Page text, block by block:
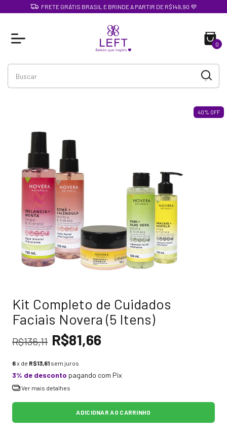
FRETE GRÁTIS BRASIL E BRINDE A PARTIR DE R$149,90 💜
0
40% OFF
Kit Completo de Cuidados
Faciais Novera (5 Itens)
R$136,11 R$81,66
6x de R$13,61 sem juros
3% de desconto pagando com Pix
Ver mais detalhes